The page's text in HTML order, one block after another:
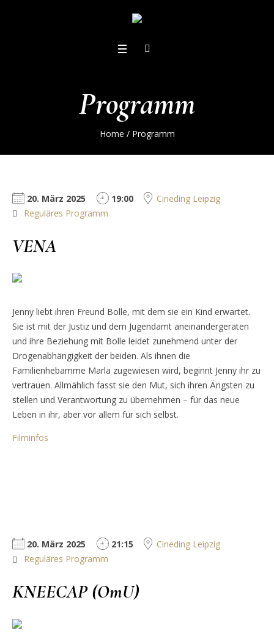
Programm
Home / Programm
20. März 2025 19:00
Cineding Leipzig
Reguläres Programm
VENA
Jenny liebt ihren Freund Bolle, mit dem sie ein Kind erwartet.
Sie ist mit der Justiz und dem Jugendamt aneinandergeraten
und ihre Beziehung mit Bolle leidet zunehmend unter der
Drogenabhängigkeit der beiden. Als ihnen die
Familienhebamme Marla zugewiesen wird, beginnt Jenny ihr zu
vertrauen. Allmählich fasst sie den Mut, sich ihren Ängsten zu
stellen und Verantwortung zu übernehmen – für das neue
Leben in ihr, aber vor allem für sich selbst.
Filminfos
20. März 2025 21:15
Cineding Leipzig
Reguläres Programm
KNEECAP (OmU)